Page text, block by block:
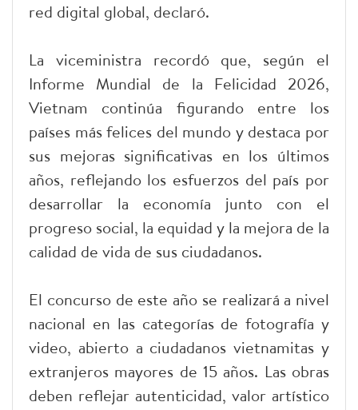
red digital global, declaró.
La viceministra recordó que, según el
Informe Mundial de la Felicidad 2026,
Vietnam continúa figurando entre los
países más felices del mundo y destaca por
sus mejoras significativas en los últimos
años, reflejando los esfuerzos del país por
desarrollar la economía junto con el
progreso social, la equidad y la mejora de la
calidad de vida de sus ciudadanos.
El concurso de este año se realizará a nivel
nacional en las categorías de fotografía y
video, abierto a ciudadanos vietnamitas y
extranjeros mayores de 15 años. Las obras
deben reflejar autenticidad, valor artístico